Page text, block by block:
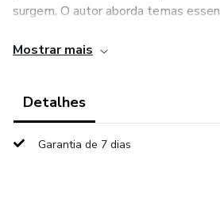
surgem. O autor aborda temas
podem auxiliar no dia a dia.
que buscam navegar por essa
valiosa à sua coleção e permita-se
Mostrar mais
Detalhes
Garantia de 7 dias